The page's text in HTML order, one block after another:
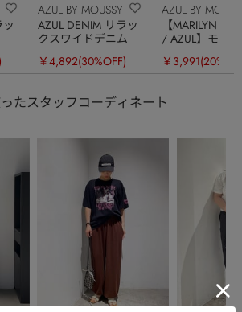
AZUL BY MOUSSY
AZUL DENIM リラッ
クスワイドデニム
￥4,892(30%OFF)
AZUL BY
【MARILYN
/ AZUL】モノ
￥3,991
たスタッフコーディネート